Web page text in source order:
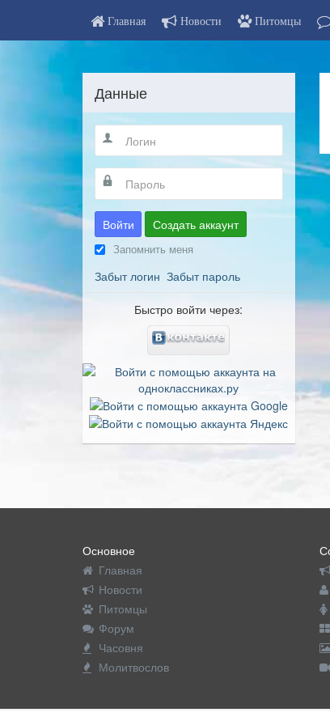
Главная Новости Питомцы
Данные
Войти Создать аккаунт
Запомнить меня
Забыт логин Забыт пароль
Быстро войти через:
Основное
Главная
Новости
Питомцы
Форум
Часовня
Молитвослов